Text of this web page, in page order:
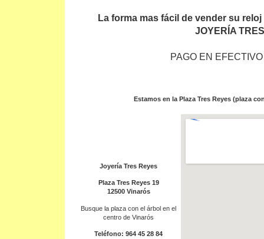
La forma mas fácil de vender su
JOYERÍA
PAGO EN
Estamos en la Plaza Tres Reyes (plaza
Joyería Tres Reyes
Plaza Tres Reyes 19
12500 Vinarós
Busque la plaza con el árbol en el
centro de Vinarós
Teléfono: 964 45 28 84